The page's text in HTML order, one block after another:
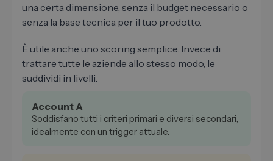
una certa dimensione, senza il budget necessario o
senza la base tecnica per il tuo prodotto.
È utile anche uno scoring semplice. Invece di
trattare tutte le aziende allo stesso modo, le
suddividi in livelli.
Account A
Soddisfano tutti i criteri primari e diversi secondari,
idealmente con un trigger attuale.